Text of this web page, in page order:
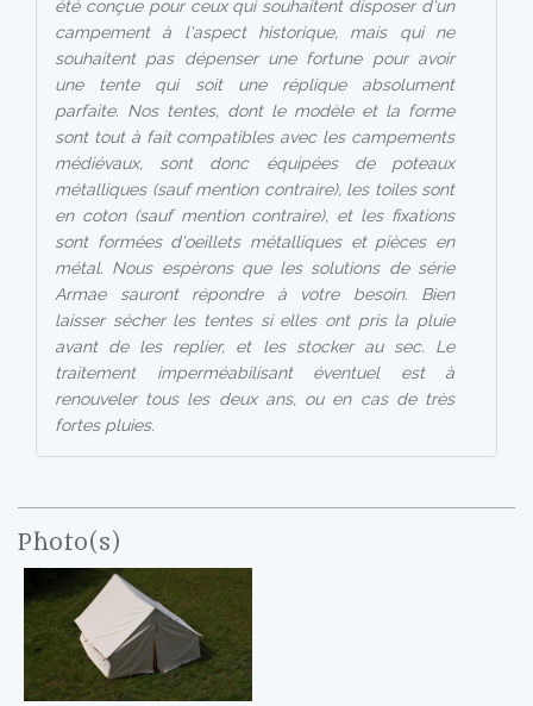
été conçue pour ceux qui souhaitent disposer d'un
campement à l'aspect historique, mais qui ne
souhaitent pas dépenser une fortune pour avoir
une tente qui soit une réplique absolument
parfaite. Nos tentes, dont le modèle et la forme
sont tout à fait compatibles avec les campements
médiévaux, sont donc équipées de poteaux
métalliques (sauf mention contraire), les toiles sont
en coton (sauf mention contraire), et les fixations
sont formées d'oeillets métalliques et pièces en
métal. Nous espèrons que les solutions de série
Armae sauront répondre à votre besoin. Bien
laisser sécher les tentes si elles ont pris la pluie
avant de les replier, et les stocker au sec. Le
traitement imperméabilisant éventuel est à
renouveler tous les deux ans, ou en cas de très
fortes pluies.
Photo(s)